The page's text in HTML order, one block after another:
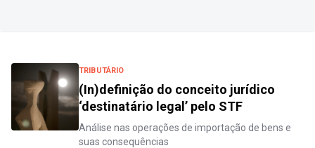
TRIBUTÁRIO
(In)definição do conceito jurídico
‘destinatário legal’ pelo STF
Análise nas operações de importação de bens e
suas consequências